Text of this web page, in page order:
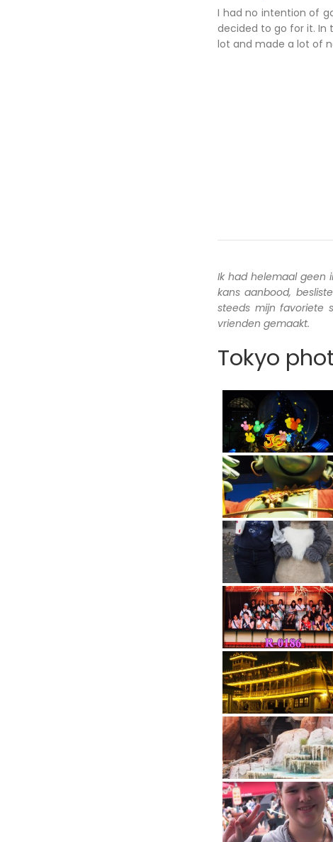
I had no intention of
decided to go for it. In
lot and made a lot of
Ik had helemaal geen
kans aanbood,
steeds mijn favoriete
vrienden gemaakt.
Tokyo